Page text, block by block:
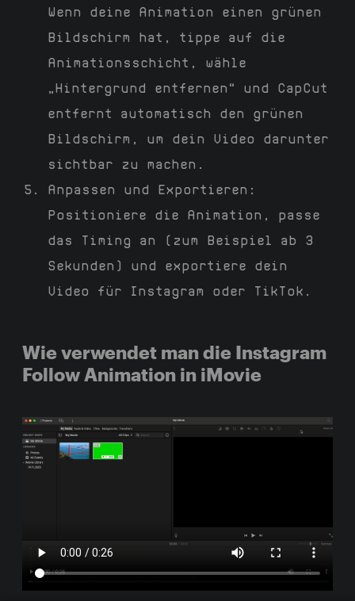
Wenn deine Animation einen grünen
Bildschirm hat, tippe auf die
Animationsschicht, wähle
„Hintergrund entfernen“ und CapCut
entfernt automatisch den grünen
Bildschirm, um dein Video darunter
sichtbar zu machen.
Anpassen und Exportieren:
Positioniere die Animation, passe
das Timing an (zum Beispiel ab 3
Sekunden) und exportiere dein
Video für Instagram oder TikTok.
Wie verwendet man die Instagram
Follow Animation in iMovie